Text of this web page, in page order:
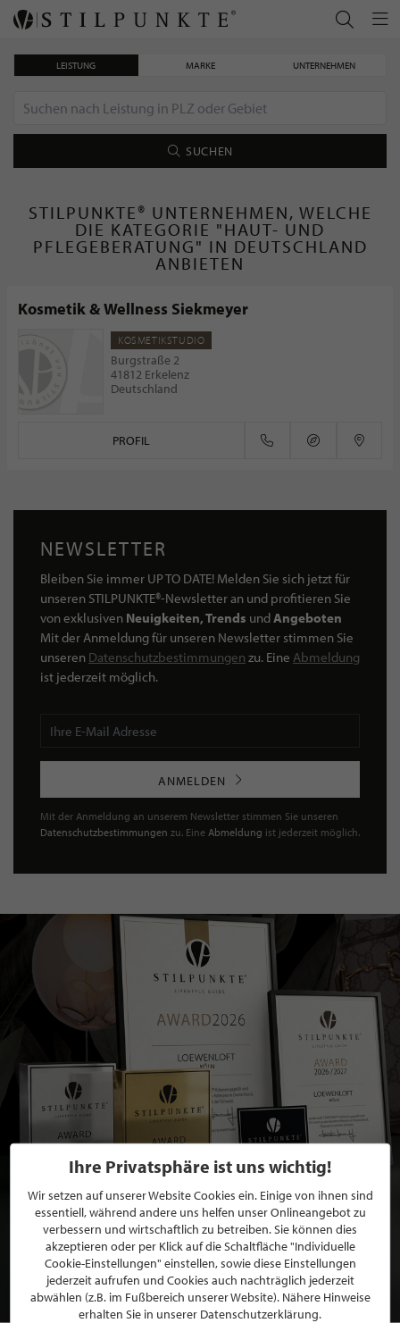
LEISTUNG MARKE UNTERNEHMEN
SUCHEN
STILPUNKTE® UNTERNEHMEN, WELCHE
DIE KATEGORIE "HAUT- UND
PFLEGEBERATUNG" IN DEUTSCHLAND
ANBIETEN
Kosmetik & Wellness Siekmeyer
KOSMETIKSTUDIO
Burgstraße 2
41812 Erkelenz
Deutschland
PROFIL
NEWSLETTER
Bleiben Sie immer UP TO DATE! Melden Sie sich jetzt für
unseren STILPUNKTE®-Newsletter an und profitieren Sie
von exklusiven Neuigkeiten, Trends undAngeboten
Mit der Anmeldung für unseren Newsletter stimmen Sie
unseren Datenschutzbestimmungen zu. Eine Abmeldung
ist jederzeit möglich.
ANMELDEN
Mit der Anmeldung an unserem Newsletter stimmen Sie unseren
Datenschutzbestimmungen zu. Eine Abmeldung ist jederzeit möglich.
BEWERBEN SIE SICH FÜR EINE GRATIS
MITGLIEDSCHAFT BEI STILPUNKTE®
JETZT GRATIS BEWERBEN
Ihre Privatsphäre ist uns wichtig!
Wir setzen auf unserer Website Cookies ein. Einige von ihnen sind
essentiell, während andere uns helfen unser Onlineangebot zu
verbessern und wirtschaftlich zu betreiben. Sie können dies
akzeptieren oder per Klick auf die Schaltfläche "Individuelle
Cookie-Einstellungen" einstellen, sowie diese Einstellungen
jederzeit aufrufen und Cookies auch nachträglich jederzeit
abwählen (z.B. im Fußbereich unserer Website). Nähere Hinweise
erhalten Sie in unserer Datenschutzerklärung.